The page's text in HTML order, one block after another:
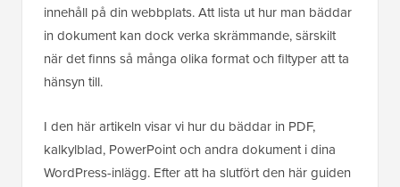
innehåll på din webbplats. Att lista ut hur man bäddar
in dokument kan dock verka skrämmande, särskilt
när det finns så många olika format och filtyper att ta
hänsyn till.
I den här artikeln visar vi hur du bäddar in PDF,
kalkylblad, PowerPoint och andra dokument i dina
WordPress-inlägg. Efter att ha slutfört den här guiden